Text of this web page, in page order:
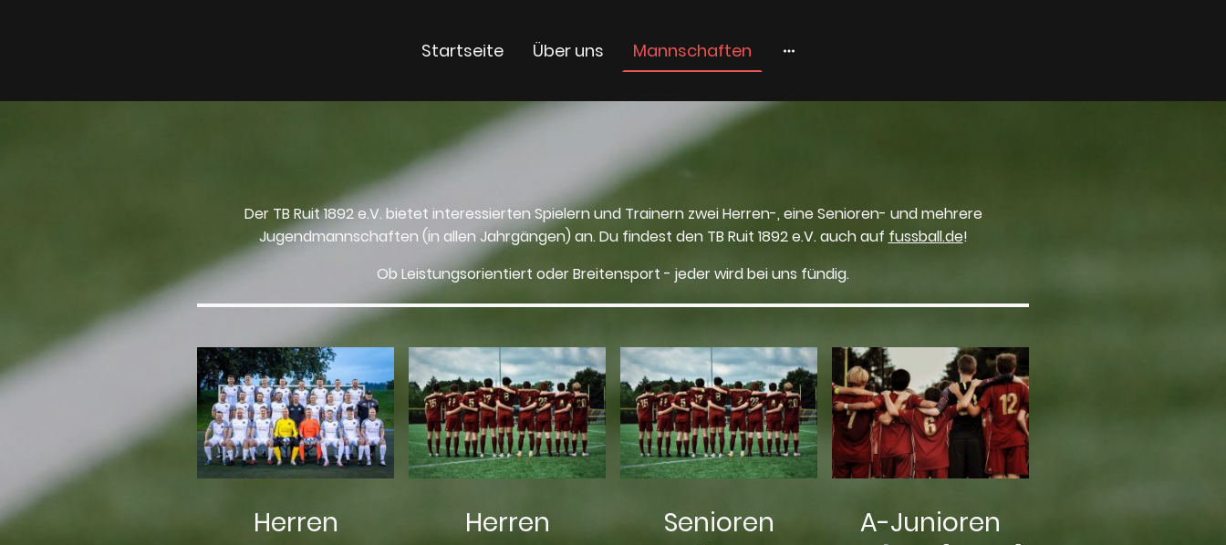
Startseite Über uns Mannschaften
Der TB Ruit 1892 e.V. bietet interessierten Spielern und Trainern zwei Herren-, eine Senioren- und mehrere
Jugendmannschaften (in allen Jahrgängen) an. Du findest den TB Ruit 1892 e.V.auch auf fussball.de!
Ob Leistungsorientiert oder Breitensport - jeder wird bei uns fündig.
Herren
Herren
Senioren
A-Junioren